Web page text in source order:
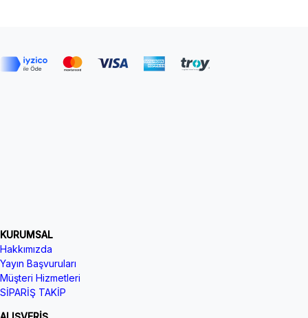
KURUMSAL
Hakkımızda
Yayın Başvuruları
Müşteri Hizmetleri
SİPARİŞ TAKİP